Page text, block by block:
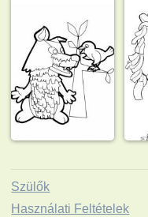
Szülők
Használati Feltételek